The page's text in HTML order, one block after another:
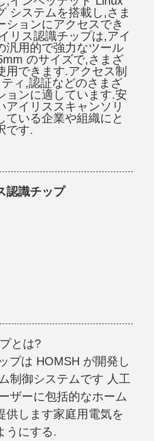
システムを搭載し,さま
ションにアクセスでき
リス認識チップは,アイ
汎用的で強力なツール
のサイズで,さまざ
用できます.アクセス制
ィ,認証などのさまざ
ョンに適しています.安
アイリススキャンソリ
ている企業や組織にと
です.
認識チップ
とは?
プは HOMSH が開発し
制御システムです 人工
ザーに包括的なホーム
供します家庭用電気を
うにする.